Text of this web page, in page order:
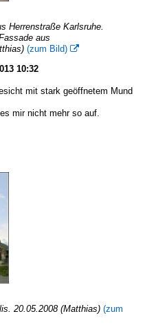
Herrenstraße Karlsruhe.
aus
(zum Bild) 
10:32
mit stark geöffnetem Mund
mir nicht mehr so auf.
20.05.2008 (Matthias) (zum